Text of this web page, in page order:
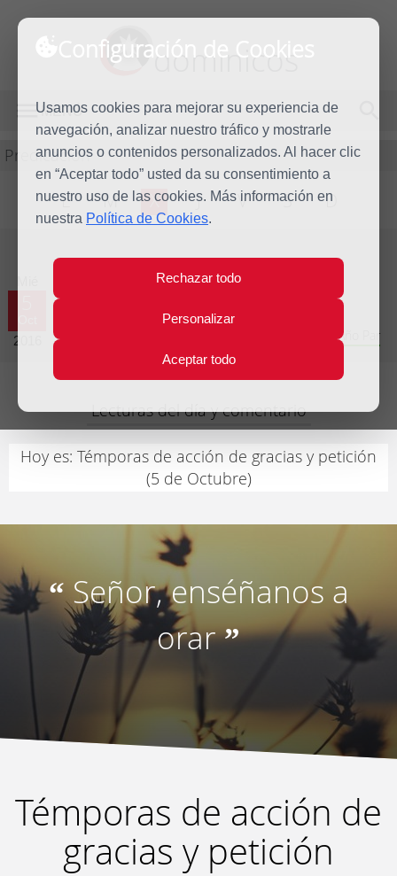
Configuración de Cookies
Usamos cookies para mejorar su experiencia de
navegación, analizar nuestro tráfico y mostrarle
anuncios o contenidos personalizados. Al hacer clic
en “Aceptar todo” usted da su consentimiento a
nuestro uso de las cookies. Más información en
nuestra Política de Cookies.
Rechazar todo
Personalizar
Aceptar todo
dominicos
MENÚ
Predicación
L M X J V S D
2016
Evangelio del día
Vigésimo séptima semana del Tiempo Ordinario - Año Par
Lecturas del día y comentario
Hoy es: Témporas de acción de gracias y petición
(5 de Octubre)
“Señor, enséñanos a
orar”
Témporas de acción de
gracias y petición